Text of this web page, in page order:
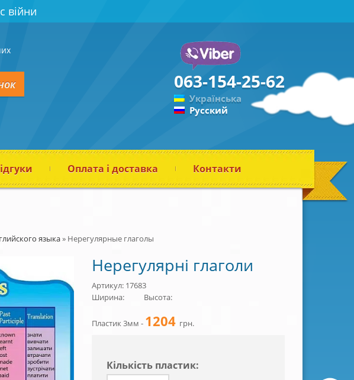
війни
063-154-25-62
Українська
Русский
Оплата і доставка Контакти
языка» Нерегулярные глаголы
Нерегулярні глаголи
Артикул: 17683
Ширина:
Высота:
Пластик 3мм - 1204 грн.
Кiлькiсть пластик: